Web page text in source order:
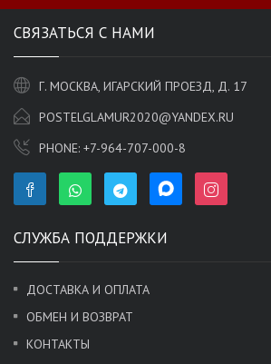
СВЯЗАТЬСЯ С НАМИ
Г. МОСКВА, ИГАРСКИЙ ПРОЕЗД, Д. 17
POSTELGLAMUR2020@YANDEX.RU
PHONE: +7-964-707-000-8
СЛУЖБА ПОДДЕРЖКИ
ДОСТАВКА И ОПЛАТА
ОБМЕН И ВОЗВРАТ
КОНТАКТЫ